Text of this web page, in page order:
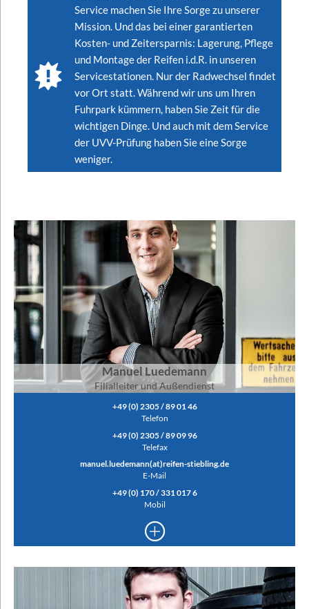
Service machen Sie Ihre Sorge zu unserer
Mission. Und das bei einer garantierten
Kosten- und Zeitersparnis: Lagerung, Pflege
und Montage der Reifen i.d.R. in unseren
Servicestationen. Nur der Radwechsel findet
vor Ort statt. Während wir uns um Ihren
Fuhrpark kümmern, haben Sie Zeit für die
wichtigen Dinge. Und auch mit dem Service
der UVV-Prüfung haben Sie eine Sorge
weniger.
Manuel Luedemann
Filialleiter und Außendienst
+49 (0) 2305 / 89 01 46
Telefon
+49 (0) 2305 / 89 09 96
Telefax
manuel.luedemann(at)reifen-stiebling.de
E-Mail
+49 (0) 170 / 331 017 6
Mobil
+